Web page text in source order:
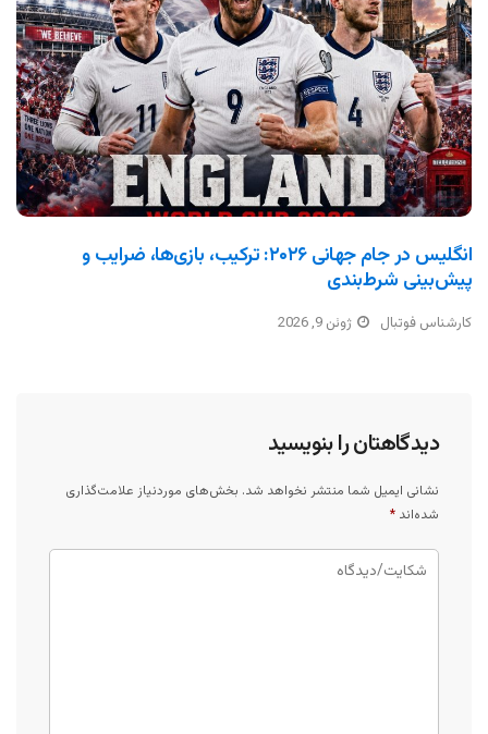
انگلیس در جام جهانی ۲۰۲۶: ترکیب، بازی‌ها، ضرایب و
پیش‌بینی شرط‌بندی
کارشناس فوتبال ژوئن 9, 2026
دیدگاهتان را بنویسید
نشانی ایمیل شما منتشر نخواهد شد. بخش‌های موردنیاز علامت‌گذاری
شده‌اند *